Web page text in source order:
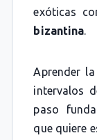
exóticas
bizantina.
Aprender
intervalos
paso
que quiere